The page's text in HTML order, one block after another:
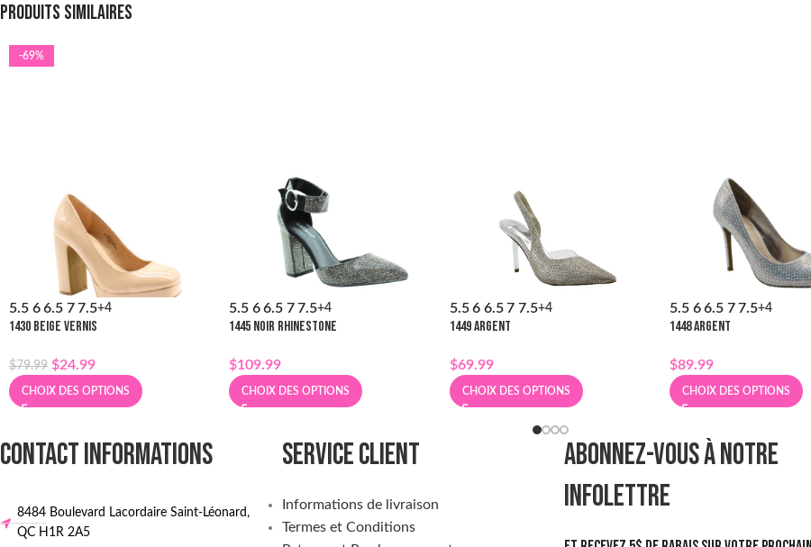
Produits similaires
-69%
5.5 6 6.5 7 7.5+4
1430 BEIGE VERNIS
$79.99 $24.99
CHOIX DES OPTIONS
5.5 6 6.5 7 7.5+4
1445 NOIR RHINESTONE
$109.99
CHOIX DES OPTIONS
5.5 6 6.5 7 7.5+4
1449 ARGENT
$69.99
CHOIX DES OPTIONS
5.5 6 6.5 7 7.5+4
1448 ARGENT
$89.99
CHOIX DES OPTIONS
CONTACT INFORMATIONS
8484 Boulevard Lacordaire Saint-Léonard,
QC H1R 2A5
SERVICE CLIENT
Informations de livraison
Termes et Conditions
ABONNEZ-VOUS À NOTRE
INFOLETTRE